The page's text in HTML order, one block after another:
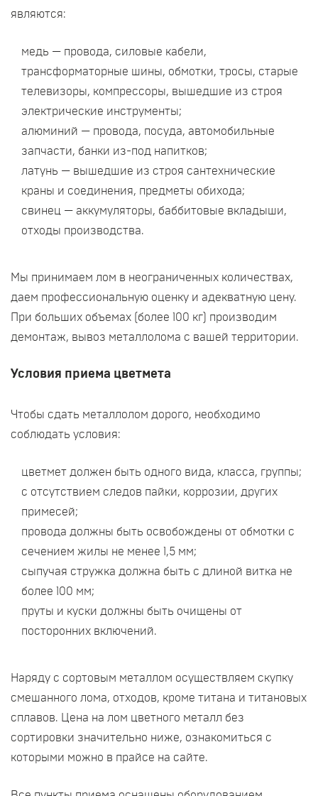
являются:
медь — провода, силовые кабели,
трансформаторные шины, обмотки, тросы, старые
телевизоры, компрессоры, вышедшие из строя
электрические инструменты;
алюминий — провода, посуда, автомобильные
запчасти, банки из-под напитков;
латунь — вышедшие из строя сантехнические
краны и соединения, предметы обихода;
свинец — аккумуляторы, баббитовые вкладыши,
отходы производства.
Мы принимаем лом в неограниченных количествах,
даем профессиональную оценку и адекватную цену.
При больших объемах (более 100 кг) производим
демонтаж, вывоз металлолома с вашей территории.
Условия приема цветмета
Чтобы сдать металлолом дорого, необходимо
соблюдать условия:
цветмет должен быть одного вида, класса, группы;
с отсутствием следов пайки, коррозии, других
примесей;
провода должны быть освобождены от обмотки с
сечением жилы не менее 1,5 мм;
сыпучая стружка должна быть с длиной витка не
более 100 мм;
пруты и куски должны быть очищены от
посторонних включений.
Наряду с сортовым металлом осуществляем скупку
смешанного лома, отходов, кроме титана и титановых
сплавов. Цена на лом цветного металл без
сортировки значительно ниже, ознакомиться с
которыми можно в прайсе на сайте.